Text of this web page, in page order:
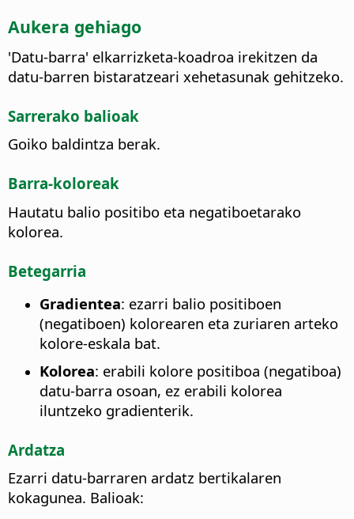
Aukera gehiago
'Datu-barra' elkarrizketa-koadroa irekitzen da
datu-barren bistaratzeari xehetasunak gehitzeko.
Sarrerako balioak
Goiko baldintza berak.
Barra-koloreak
Hautatu balio positibo eta negatiboetarako
kolorea.
Betegarria
Gradientea: ezarri balio positiboen
(negatiboen) kolorearen eta zuriaren arteko
kolore-eskala bat.
Kolorea: erabili kolore positiboa (negatiboa)
datu-barra osoan, ez erabili kolorea
iluntzeko gradienterik.
Ardatza
Ezarri datu-barraren ardatz bertikalaren
kokagunea. Balioak: